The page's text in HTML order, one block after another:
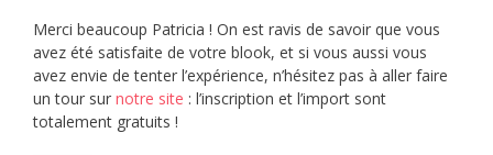
Merci beaucoup Patricia ! On est ravis de savoir que vous
avez été satisfaite de votre blook, et si vous aussi vous
avez envie de tenter l’expérience, n’hésitez pas à aller faire
un tour sur notre site : l’inscription et l’import sont
totalement gratuits !